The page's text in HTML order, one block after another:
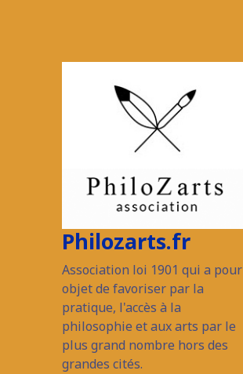
Philozarts.fr
Association loi 1901 qui a pour
objet de favoriser par la
pratique, l'accès à la
philosophie et aux arts par le
plus grand nombre hors des
grandes cités.